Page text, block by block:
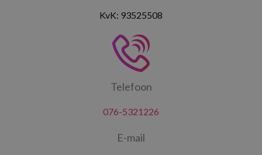
KvK: 93525508
Telefoon
076-5321226
E-mail